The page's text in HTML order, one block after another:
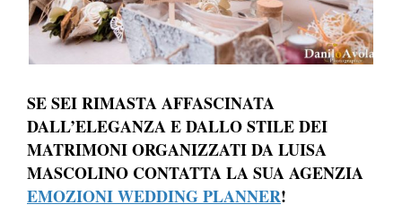
SE SEI RIMASTA AFFASCINATA
DALL’ELEGANZA E DALLO STILE DEI
MATRIMONI ORGANIZZATI DA LUISA
MASCOLINO CONTATTA LA SUA AGENZIA
EMOZIONI WEDDING PLANNER!